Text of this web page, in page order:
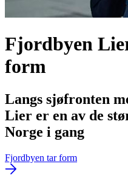
Fjordbyen
form
Langs sjøfronten
Lier er en av de
Norge i gang
Fjordbyen tar form